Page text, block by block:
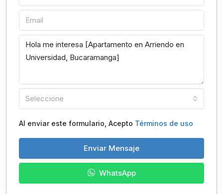
Seleccione
Al enviar este formulario, Acepto Términos de uso
Enviar Mensaje
WhatsApp